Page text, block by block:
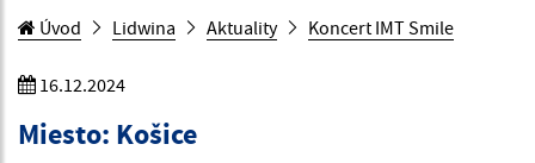
Úvod Lidwina Aktuality Koncert IMT Smile
16.12.2024
Miesto: Košice